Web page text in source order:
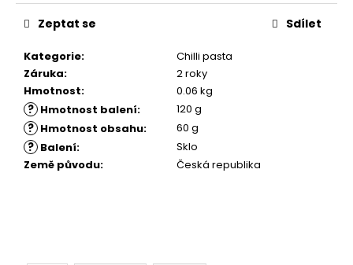
cena:
Kategorie:
Chilli pasta
Záruka:
2 roky
Hmotnost: 0.06 kg
? Hmotnost balení: 120 g
? Hmotnost obsahu: 60 g
? Balení:
Sklo
Země původu: Česká republika
Zeptat se Sdílet